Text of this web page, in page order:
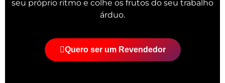
seu próprio ritmo e colhe os frutos do seu trabalho
árduo.
Quero ser um Revendedor